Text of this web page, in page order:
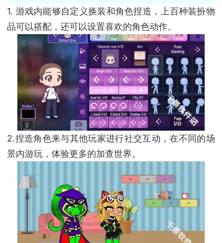
1. 游戏内能够自定义换装和角色捏造，上百种装扮物
品可以搭配，还可以设置喜欢的角色动作。
2.捏造角色来与其他玩家进行社交互动，在不同的场
景内游玩，体验更多的加查世界。